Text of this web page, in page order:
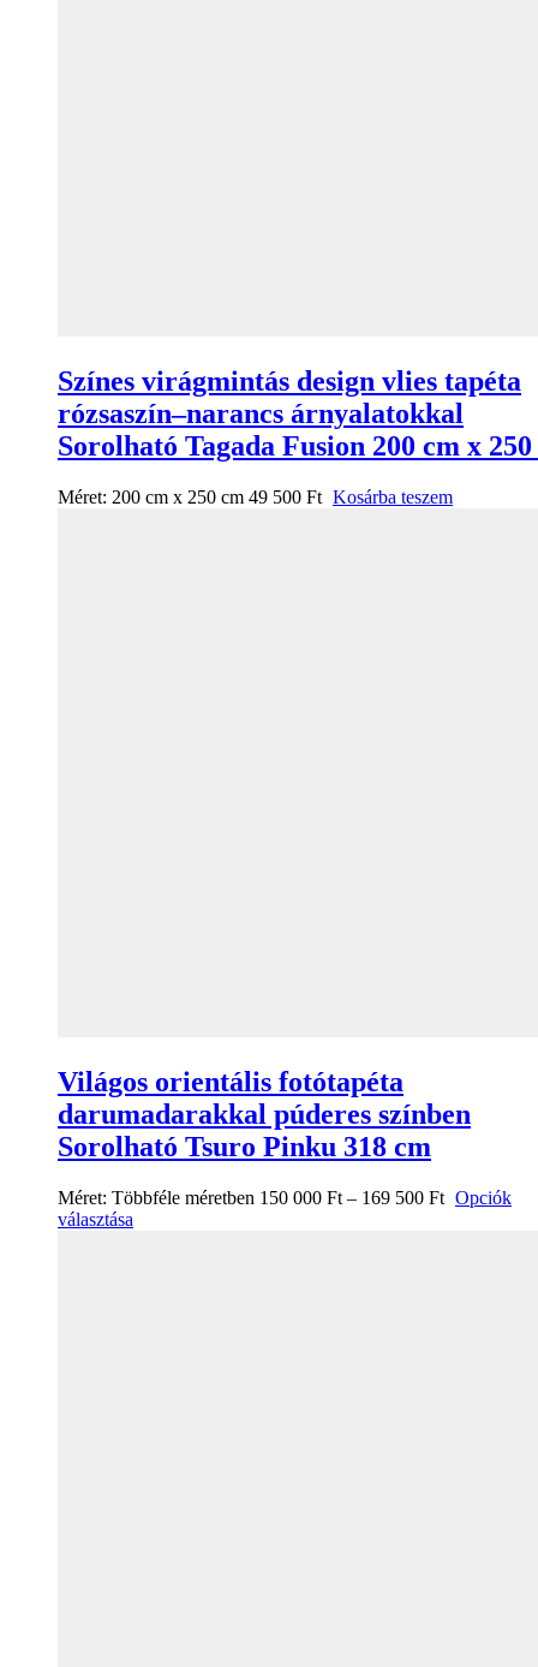
Színes virágmintás design vlies tapéta
rózsaszín–narancs árnyalatokkal
Sorolható Tagada Fusion 200 cm x
Méret: 200 cm x 250 cm 49 500 Ft Kosárba teszem
Világos orientális fotótapéta
darumadarakkal púderes színben
Sorolható Tsuro Pinku 318 cm
Méret: Többféle méretben 150 000 Ft – 169 500 Ft Opciók
választása